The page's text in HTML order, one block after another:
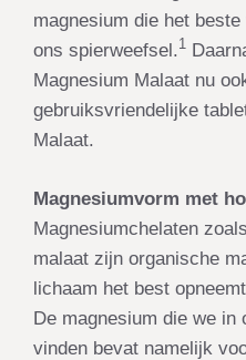
magnesium die het beste
ons spierweefsel.1
Magnesium Malaat nu
gebruiksvriendelijke
Malaat.
Magnesiumvorm met
Magnesiumchelaten
malaat zijn organische
lichaam het best
De magnesium die we in
vinden bevat namelijk